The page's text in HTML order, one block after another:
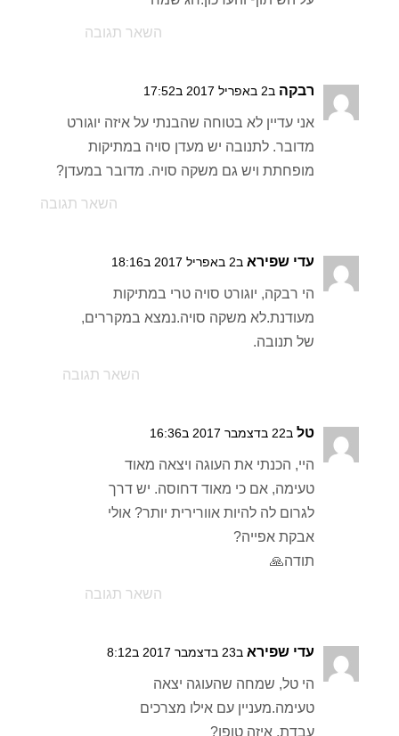
השאר תגובה
רבקה ב2 באפריל 2017 ב17:52
אני עדיין לא בטוחה שהבנתי על איזה יוגורט
מדובר. לתנובה יש מעדן סויה במתיקות
מופחתת ויש גם משקה סויה. מדובר במעדן?
השאר תגובה
עדי שפירא ב2 באפריל 2017 ב18:16
הי רבקה, יוגורט סויה טרי במתיקות
מעודנת.לא משקה סויה.נמצא במקררים,
של תנובה.
השאר תגובה
טל ב22 בדצמבר 2017 ב16:36
היי, הכנתי את העוגה ויצאה מאוד
טעימה, אם כי מאוד דחוסה. יש דרך
לגרום לה להיות אוורירית יותר? אולי
אבקת אפייה?
תודה🙏
השאר תגובה
עדי שפירא ב23 בדצמבר 2017 ב8:12
הי טל, שמחה שהעוגה יצאה
טעימה.מעניין עם אילו מצרכים
עבדת, איזה טופו?